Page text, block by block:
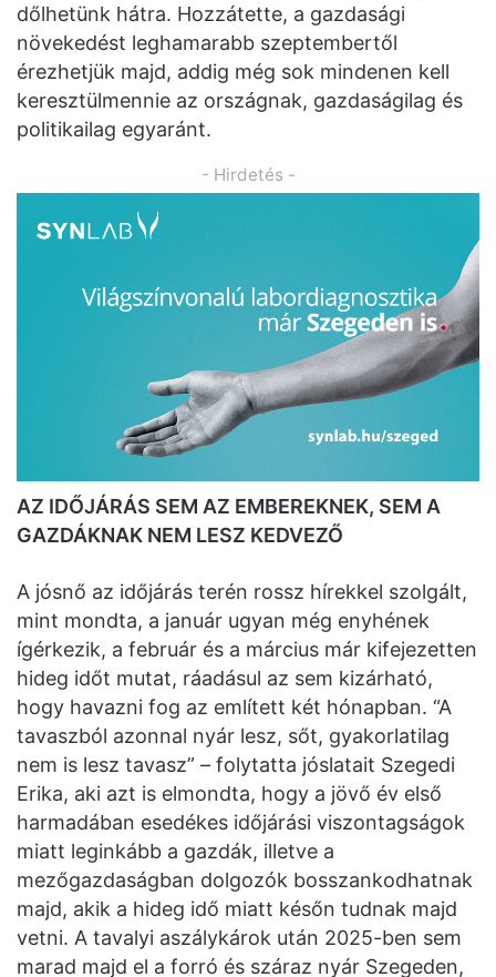
dőlhetünk hátra. Hozzátette, a gazdasági
növekedést leghamarabb szeptembertől
érezhetjük majd, addig még sok mindenen kell
keresztülmennie az országnak, gazdaságilag és
politikailag egyaránt.
- Hirdetés -
AZ IDŐJÁRÁS SEM AZ EMBEREKNEK, SEM A
GAZDÁKNAK NEM LESZ KEDVEZŐ
A jósnő az időjárás terén rossz hírekkel szolgált,
mint mondta, a január ugyan még enyhének
ígérkezik, a február és a március már kifejezetten
hideg időt mutat, ráadásul az sem kizárható,
hogy havazni fog az említett két hónapban. “A
tavaszból azonnal nyár lesz, sőt, gyakorlatilag
nem is lesz tavasz” – folytatta jóslatait Szegedi
Erika, aki azt is elmondta, hogy a jövő év első
harmadában esedékes időjárási viszontagságok
miatt leginkább a gazdák, illetve a
mezőgazdaságban dolgozók bosszankodhatnak
majd, akik a hideg idő miatt későn tudnak majd
vetni. A tavalyi aszálykárok után 2025-ben sem
marad majd el a forró és száraz nyár Szegeden,